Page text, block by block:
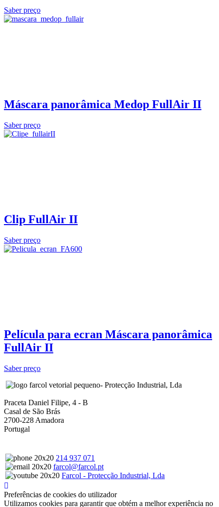
Saber preço
Máscara panorâmica Medop FullAir II
Saber preço
Clip FullAir II
Saber preço
Película para ecran Máscara panorâmica
FullAir II
Saber preço
- Protecção Industrial, Lda
Praceta Daniel Filipe, 4 - B
Casal de São Brás
2700-228 Amadora
Portugal
214 937 071
farcol@farcol.pt
Farcol - Protecção Industrial, Lda
Preferências de cookies do utilizador
Utilizamos cookies para garantir que obtém a melhor experiência no